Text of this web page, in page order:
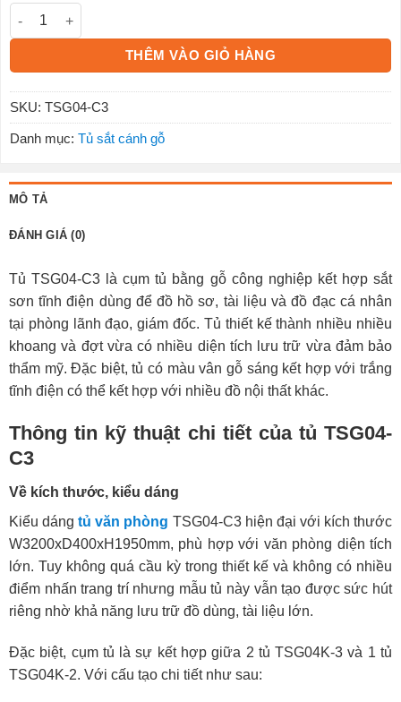
Tủ hồ sơ tài liệu gỗ TSG04-C317780000 số lượng
THÊM VÀO GIỎ HÀNG
SKU: TSG04-C3
Danh mục: Tủ sắt cánh gỗ
MÔ TẢ
ĐÁNH GIÁ (0)
Tủ TSG04-C3 là cụm tủ bằng gỗ công nghiệp kết hợp sắt
sơn tĩnh điện dùng để đồ hồ sơ, tài liệu và đồ đạc cá nhân
tại phòng lãnh đạo, giám đốc. Tủ thiết kế thành nhiều nhiều
khoang và đợt vừa có nhiều diện tích lưu trữ vừa đảm bảo
thẩm mỹ. Đặc biệt, tủ có màu vân gỗ sáng kết hợp với trắng
tĩnh điện có thể kết hợp với nhiều đồ nội thất khác.
Thông tin kỹ thuật chi tiết của tủ TSG04-
C3
Về kích thước, kiểu dáng
Kiểu dángtủ văn phòng TSG04-C3 hiện đại với kích thước
W3200xD400xH1950mm, phù hợp với văn phòng diện tích
lớn. Tuy không quá cầu kỳ trong thiết kế và không có nhiều
điểm nhấn trang trí nhưng mẫu tủ này vẫn tạo được sức hút
riêng nhờ khả năng lưu trữ đồ dùng, tài liệu lớn.
Đặc biệt, cụm tủ là sự kết hợp giữa 2 tủ TSG04K-3 và 1 tủ
TSG04K-2. Với cấu tạo chi tiết như sau: